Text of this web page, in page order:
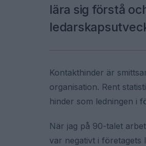
lära sig förstå
Kontakthinder är
organisation. Rent
hinder som ledningen i
När jag på 90-talet
var negativt i företagets